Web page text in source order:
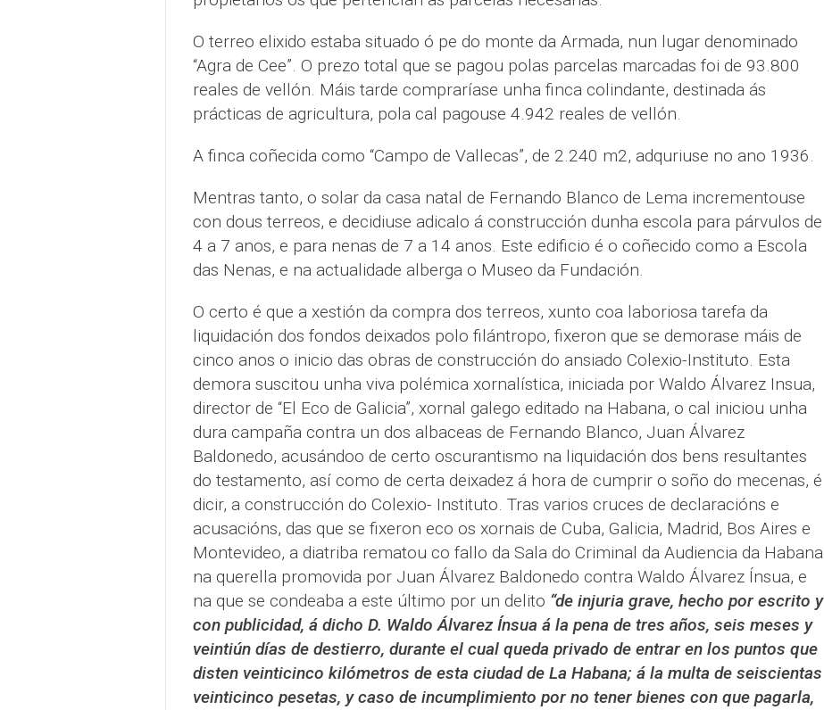
O terreo elixido estaba situado ó pe do monte da Armada, nun lugar denominado
“Agra de Cee”. O prezo total que se pagou polas parcelas marcadas foi de 93.800
reales de vellón. Máis tarde compraríase unha finca colindante, destinada ás
prácticas de agricultura, pola cal pagouse 4.942 reales de vellón.
A finca coñecida como “Campo de Vallecas”, de 2.240 m2, adquriuse no ano 1936.
Mentras tanto, o solar da casa natal de Fernando Blanco de Lema incrementouse
con dous terreos, e decidiuse adicalo á construcción dunha escola para párvulos de
4 a 7 anos, e para nenas de 7 a 14 anos. Este edificio é o coñecido como a Escola
das Nenas, e na actualidade alberga o Museo da Fundación.
O certo é que a xestión da compra dos terreos, xunto coa laboriosa tarefa da
liquidación dos fondos deixados polo filántropo, fixeron que se demorase máis de
cinco anos o inicio das obras de construcción do ansiado Colexio-Instituto. Esta
demora suscitou unha viva polémica xornalística, iniciada por Waldo Álvarez Insua,
director de “El Eco de Galicia”, xornal galego editado na Habana, o cal iniciou unha
dura campaña contra un dos albaceas de Fernando Blanco, Juan Álvarez
Baldonedo, acusándoo de certo oscurantismo na liquidación dos bens resultantes
do testamento, así como de certa deixadez á hora de cumprir o soño do mecenas, é
dicir, a construcción do Colexio- Instituto. Tras varios cruces de declaracións e
acusacións, das que se fixeron eco os xornais de Cuba, Galicia, Madrid, Bos Aires e
Montevideo, a diatriba rematou co fallo da Sala do Criminal da Audiencia da Habana
na querella promovida por Juan Álvarez Baldonedo contra Waldo Álvarez Ínsua, e
na que se condeaba a este último por un delito “de injuria grave, hecho por escrito y
con publicidad, á dicho D. Waldo Álvarez Ínsua á la pena de tres años, seis meses y
veintiún días de destierro, durante el cual queda privado de entrar en los puntos que
disten veinticinco kilómetros de esta ciudad de La Habana; á la multa de seiscientas
veinticinco pesetas, y caso de incumplimiento por no tener bienes con que pagarla,